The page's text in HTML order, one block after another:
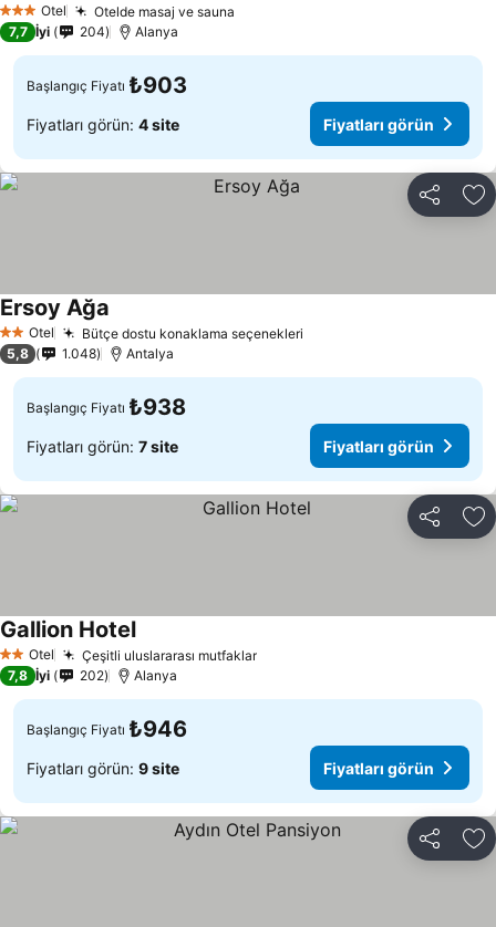
3 YıldızOtel Otelde masaj ve sauna
7,7 İyi 204 Alanya
Başlangıç Fiyatı ₺903
Fiyatları görün: 4 site Fiyatları görün
Paylaş
2 Yıldız
Otel Bütçe dostu konaklama seçenekleri
Ersoy Ağa
5,8 1.048 Antalya
Başlangıç Fiyatı ₺938
Fiyatları görün: 7 site Fiyatları görün
Paylaş
2 Yıldız
Otel Çeşitli uluslararası mutfaklar
Gallion Hotel
7,8 İyi 202 Alanya
Başlangıç Fiyatı ₺946
Fiyatları görün: 9 site Fiyatları görün
Paylaş